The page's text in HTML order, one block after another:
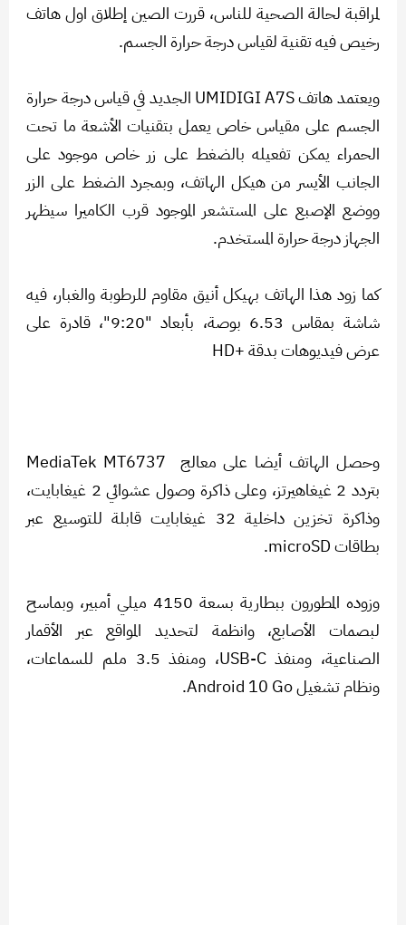
لمراقبة لحالة الصحية للناس، قررت الصين إطلاق اول هاتف
رخيص فيه تقنية لقياس درجة حرارة الجسم.
ويعتمد هاتف UMIDIGI A7S الجديد في قياس درجة حرارة
الجسم على مقياس خاص يعمل بتقنيات الأشعة ما تحت
الحمراء يمكن تفعيله بالضغط على زر خاص موجود على
الجانب الأيسر من هيكل الهاتف، وبمجرد الضغط على الزر
ووضع الإصبع على المستشعر الموجود قرب الكاميرا سيظهر
الجهاز درجة حرارة المستخدم.
كما زود هذا الهاتف بهيكل أنيق مقاوم للرطوبة والغبار، فيه
شاشة بمقاس 6.53 بوصة، بأبعاد "9:20"، قادرة على
عرض فيديوهات بدقة +HD
وحصل الهاتف أيضا على معالج MediaTek MT6737
بتردد 2 غيغاهيرتز، وعلى ذاكرة وصول عشوائي 2 غيغابايت،
وذاكرة تخزين داخلية 32 غيغابايت قابلة للتوسيع عبر
بطاقات microSD.
وزوده المطورون ببطارية بسعة 4150 ميلي أمبير، وبماسح
لبصمات الأصابع، وانظمة لتحديد المواقع عبر الأقمار
الصناعية، ومنفذ USB-C، ومنفذ 3.5 ملم للسماعات،
ونظام تشغيل Android 10 Go.